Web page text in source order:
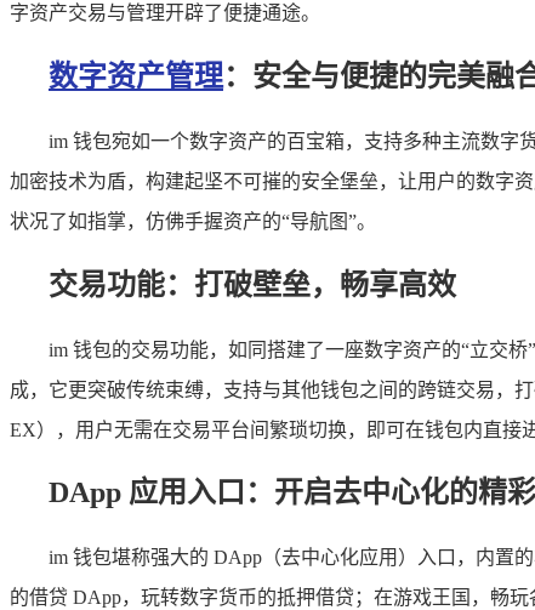
字资产交易与管理开辟了便捷通途。
数字资产管理：安全与便捷的完美融
im 钱包宛如一个数字资产的百宝箱，支持多种主流数字
加密技术为盾，构建起坚不可摧的安全堡垒，让用户的数字
状况了如指掌，仿佛手握资产的“导航图”。
交易功能：打破壁垒，畅享高效
im 钱包的交易功能，如同搭建了一座数字资产的“立交
成，它更突破传统束缚，支持与其他钱包之间的跨链交易，
EX），用户无需在交易平台间繁琐切换，即可在钱包内直接
DApp 应用入口：开启去中心化的精
im 钱包堪称强大的 DApp（去中心化应用）入口，内置
的借贷 DApp，玩转数字货币的抵押借贷；在游戏王国，畅